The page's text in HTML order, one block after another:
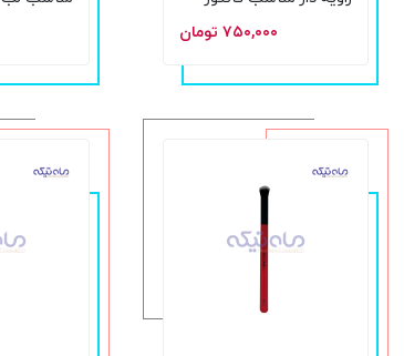
۷۵۰,۰۰۰ تومان